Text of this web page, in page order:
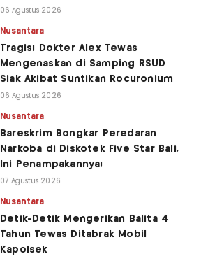
06 Agustus 2026
Nusantara
Tragis! Dokter Alex Tewas
Mengenaskan di Samping RSUD
Siak Akibat Suntikan Rocuronium
06 Agustus 2026
Nusantara
Bareskrim Bongkar Peredaran
Narkoba di Diskotek Five Star Bali,
Ini Penampakannya!
07 Agustus 2026
Nusantara
Detik-Detik Mengerikan Balita 4
Tahun Tewas Ditabrak Mobil
Kapolsek